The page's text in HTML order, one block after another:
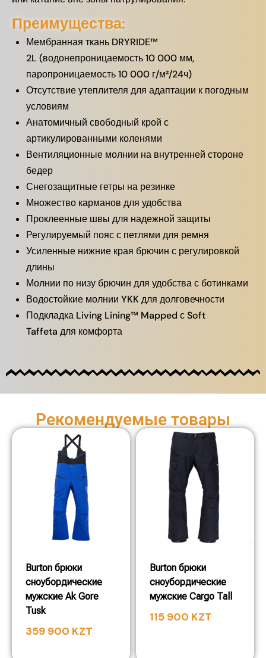
Преимущества:
Мембранная ткань DRYRIDE™
2L (водонепроницаемость 10 000 мм,
паропроницаемость 10 000 г/м²/24ч)
Отсутствие утеплителя для адаптации к погодным
условиям
Анатомичный свободный крой с
артикулированными коленями
Вентиляционные молнии на внутренней стороне
бедер
Снегозащитные гетры на резинке
Множество карманов для удобства
Проклеенные швы для надежной защиты
Регулируемый пояс с петлями для ремня
Усиленные нижние края брючин с регулировкой
длины
Молнии по низу брючин для удобства с ботинками
Водостойкие молнии YKK для долговечности
Подкладка Living Lining™ Mapped с Soft
Taffeta для комфорта
Рекомендуемые товары
Burton брюки
сноубордические
мужские Ak Gore
Tusk
359 900 KZT
Burton брюки
сноубордические
мужские Cargo Tall
115 900 KZT